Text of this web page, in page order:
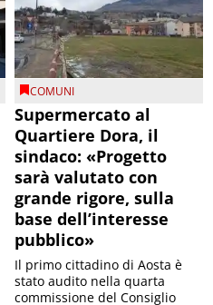
COMUNI
Supermercato al
Quartiere Dora, il
sindaco: «Progetto
sarà valutato con
grande rigore, sulla
base dell’interesse
pubblico»
Il primo cittadino di Aosta è
stato audito nella quarta
commissione del Consiglio